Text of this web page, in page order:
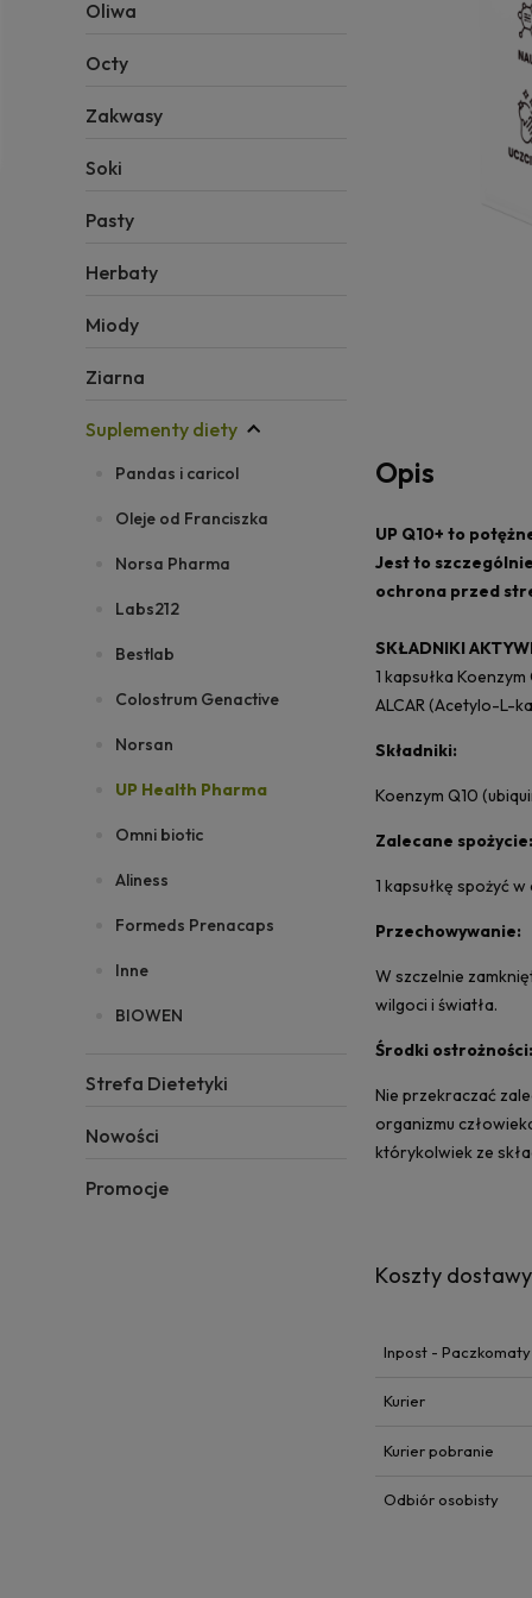
Oliwa
Octy
Zakwasy
Soki
Pasty
Herbaty
Miody
Ziarna
Suplementy diety
Pandas i caricol
Oleje od Franciszka
Norsa Pharma
Labs212
Bestlab
Colostrum Genactive
Norsan
UP Health Pharma
Omni biotic
Aliness
Formeds Prenacaps
Inne
BIOWEN
Strefa Dietetyki
Nowości
Promocje
Opis
UP Q10+ to
Jest to
ochrona przed
SKŁADNIKI
1 kapsułka
ALCAR (Acetylo-L-
Składniki:
Koenzym Q10
Zalecane spożycie:
1 kapsułkę spożyć
Przechowywanie:
W szczelnie
wilgoci i światła.
Środki ostrożności:
Nie przekraczać
organizmu
którykolwiek ze
Koszty
Inpost - Paczkomaty
Kurier
Kurier pobranie
Odbiór osobisty